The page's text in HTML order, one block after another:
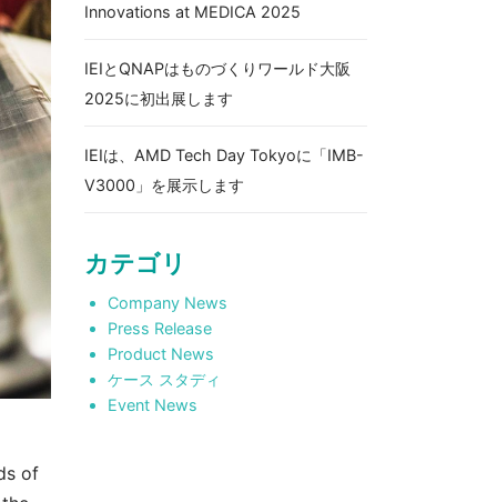
of
Innovations at MEDICA 2025
IEIとQNAPはものづくりワールド大阪
2025に初出展します
IEIは、AMD Tech Day Tokyoに「IMB-
V3000」を展示します
カテゴリ
Company News
Press Release
Product News
ケース スタディ
Event News